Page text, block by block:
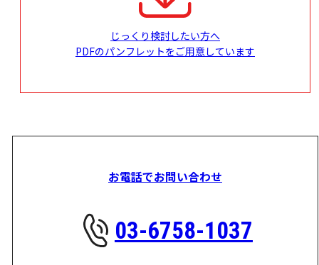
じっくり検討したい方へ
PDFのパンフレットをご用意しています
お電話でお問い合わせ
03-6758-1037